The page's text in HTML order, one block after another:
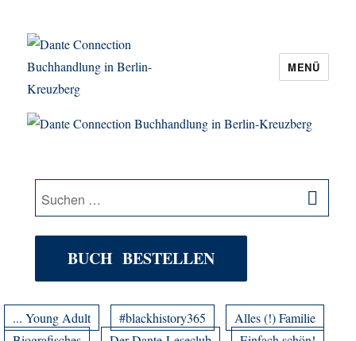
Dante Connection Buchhandlung in
MENÜ
Suche
nach:
BUCH BESTELLEN
... Young Adult #blackhistory365
Alles (!) Familie